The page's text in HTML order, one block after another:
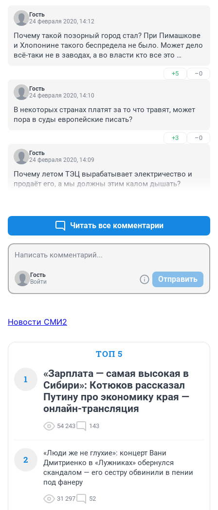
Гость
24 февраля 2020, 14:12
Почему такой позорный город стал? При Пимашкове
и Хлопонине такого беспредела не было. Может дело
всё-таки не в заводах, а во власти кто все это
+5 –0
Гость
24 февраля 2020, 14:10
В некоторых странах платят за то что травят, может
пора в суды европейские писать?
+3 –0
Гость
24 февраля 2020, 14:09
Почему летом ТЭЦ вырабатывает электричество и
продаёт его, а мы должны этим калом дышать?
Читать все комментарии
Гость
Войти
Отправить
Новости СМИ2
ТОП 5
1
«Зарплата — самая высокая в
Сибири»: Котюков рассказал
Путину про экономику края —
онлайн-трансляция
54 243 143
2
«Люди же не глухие»: концерт Вани
Дмитриенко в «Лужниках» обернулся
скандалом — его сестру обвинили в пении
под фанеру
31 297 52